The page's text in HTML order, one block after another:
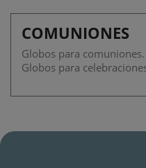
COMUNIONES
Globos para
Globos para